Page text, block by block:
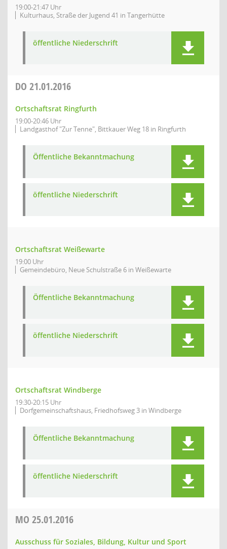
19:00-21:47 Uhr
Kulturhaus, Straße der Jugend 41 in Tangerhütte
öffentliche Niederschrift
DO 21.01.2016
Ortschaftsrat Ringfurth
19:00-20:46 Uhr
Landgasthof "Zur Tenne", Bittkauer Weg 18 in Ringfurth
Öffentliche Bekanntmachung
öffentliche Niederschrift
Ortschaftsrat Weißewarte
19:00 Uhr
Gemeindebüro, Neue Schulstraße 6 in Weißewarte
Öffentliche Bekanntmachung
öffentliche Niederschrift
Ortschaftsrat Windberge
19:30-20:15 Uhr
Dorfgemeinschaftshaus, Friedhofsweg 3 in Windberge
Öffentliche Bekanntmachung
öffentliche Niederschrift
MO 25.01.2016
Ausschuss für Soziales, Bildung, Kultur und Sport